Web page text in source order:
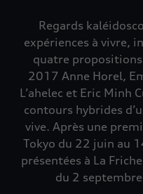
Regards
expériences à vivre,
quatre
2017 Anne Horel,
L’ahelec et Eric Minh
contours hybrides
vive. Après une
Tokyo du 22 juin au
présentées à La
du 2